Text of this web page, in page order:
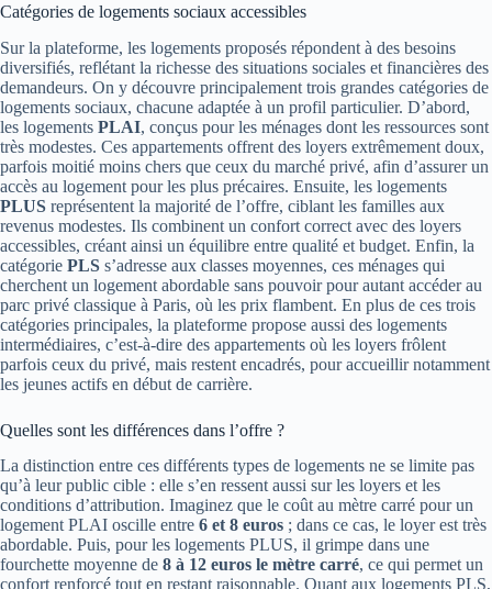
Catégories de logements sociaux accessibles
Sur la plateforme, les logements proposés répondent à des besoins
diversifiés, reflétant la richesse des situations sociales et financières des
demandeurs. On y découvre principalement trois grandes catégories de
logements sociaux, chacune adaptée à un profil particulier. D’abord,
les logements PLAI, conçus pour les ménages dont les ressources sont
très modestes. Ces appartements offrent des loyers extrêmement doux,
parfois moitié moins chers que ceux du marché privé, afin d’assurer un
accès au logement pour les plus précaires. Ensuite, les logements
PLUS représentent la majorité de l’offre, ciblant les familles aux
revenus modestes. Ils combinent un confort correct avec des loyers
accessibles, créant ainsi un équilibre entre qualité et budget. Enfin, la
catégorie PLS s’adresse aux classes moyennes, ces ménages qui
cherchent un logement abordable sans pouvoir pour autant accéder au
parc privé classique à Paris, où les prix flambent. En plus de ces trois
catégories principales, la plateforme propose aussi des logements
intermédiaires, c’est-à-dire des appartements où les loyers frôlent
parfois ceux du privé, mais restent encadrés, pour accueillir notamment
les jeunes actifs en début de carrière.
Quelles sont les différences dans l’offre ?
La distinction entre ces différents types de logements ne se limite pas
qu’à leur public cible : elle s’en ressent aussi sur les loyers et les
conditions d’attribution. Imaginez que le coût au mètre carré pour un
logement PLAI oscille entre 6 et 8 euros ; dans ce cas, le loyer est très
abordable. Puis, pour les logements PLUS, il grimpe dans une
fourchette moyenne de 8 à 12 euros le mètre carré, ce qui permet un
confort renforcé tout en restant raisonnable. Quant aux logements PLS,